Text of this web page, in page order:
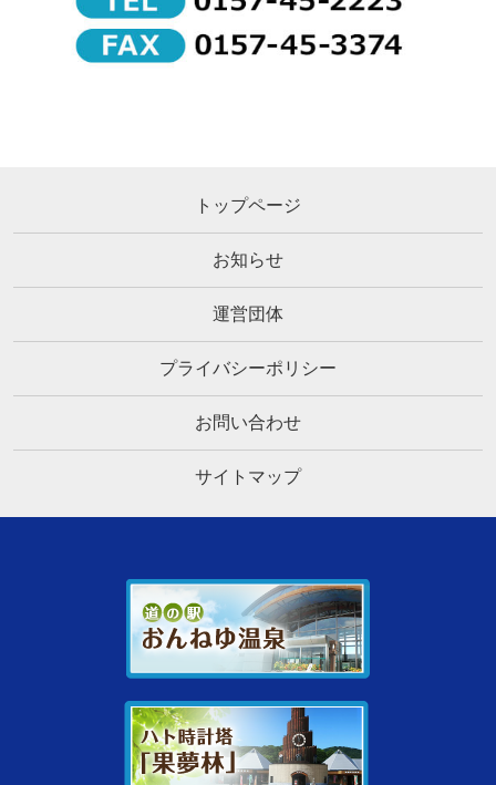
トップページ
お知らせ
運営団体
プライバシーポリシー
お問い合わせ
サイトマップ